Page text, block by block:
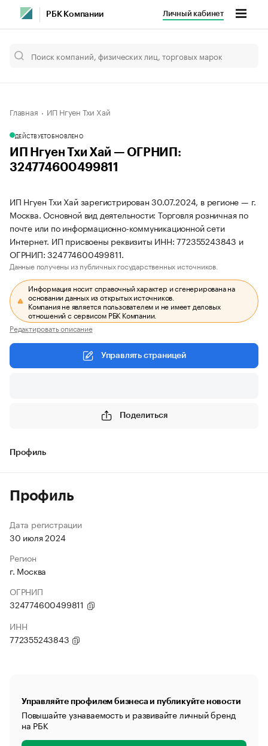
РБК Компании Личный кабинет
Главная ИП Нгуен Тхи Хай
ДЕЙСТВУЕТОБНОВЛЕНО
ИП Нгуен Тхи Хай — ОГРНИП:
324774600499811
ИП Нгуен Тхи Хай зарегистрирован 30.07.2024, в регионе — г.
Москва. Основной вид деятельности: Торговля розничная по
почте или по информационно-коммуникационной сети
Интернет. ИП присвоены реквизиты ИНН: 772355243843 и
ОГРНИП: 324774600499811.
Данные получены из публичных государственных источников.
Информация носит справочный характер и сгенерирована на
основании данных из открытых источников.
Компания не является пользователем и не имеет деловых
отношений с сервисом РБК Компании.
Редактировать описание
Управлять страницей
Поделиться
Профиль
Профиль
Дата регистрации
30 июля 2024
Регион
г. Москва
ОГРНИП
324774600499811
ИНН
772355243843
Управляйте профилем бизнеса и публикуйте новости
Повышайте узнаваемость и развивайте личный бренд
на РБК